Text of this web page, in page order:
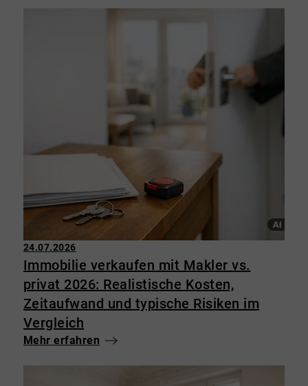
24.07.2026
Immobilie verkaufen mit Makler vs.
privat 2026: Realistische Kosten,
Zeitaufwand und typische Risiken im
Vergleich
Mehr erfahren